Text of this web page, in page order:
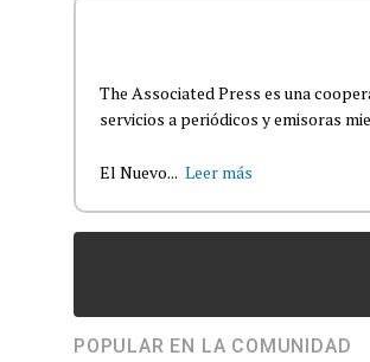
The Associated Press es una
servicios a periódicos y emisoras
El Nuevo... Leer más
POPULAR EN LA COMUNIDAD